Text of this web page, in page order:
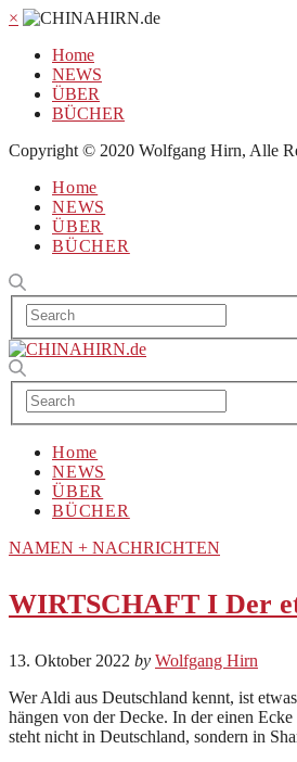
×
Home
NEWS
ÜBER
BÜCHER
Copyright © 2020 Wolfgang Hirn, Alle
Home
NEWS
ÜBER
BÜCHER
Home
NEWS
ÜBER
BÜCHER
NAMEN + NACHRICHTEN
WIRTSCHAFT I Der
13. Oktober 2022 by Wolfgang Hirn
Wer Aldi aus Deutschland kennt, ist
hängen von der Decke. In der einen
steht nicht in Deutschland, sondern in